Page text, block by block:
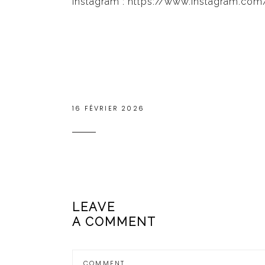
16 FÉVRIER 2026
LEAVE
A COMMENT